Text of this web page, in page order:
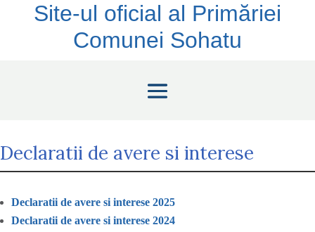
Site-ul oficial al Primăriei
Comunei Sohatu
Declaratii de avere si interese
Declaratii de avere si interese 2025
Declaratii de avere si interese 2024